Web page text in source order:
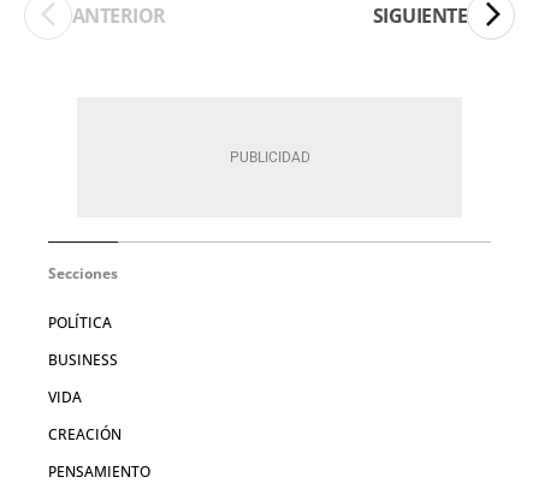
ANTERIOR SIGUIENTE
Secciones
POLÍTICA
BUSINESS
VIDA
CREACIÓN
PENSAMIENTO